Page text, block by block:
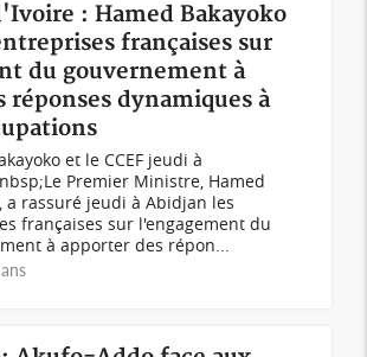
: Hamed Bakayoko
françaises sur
du gouvernement à
réponses dynamiques à
et le CCEF jeudi à
Premier Ministre, Hamed
a rassuré jeudi à Abidjan les
françaises sur l'engagement du
à apporter des répon...